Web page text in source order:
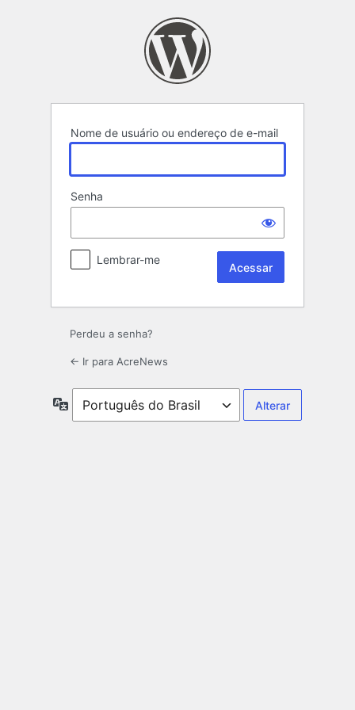
Nome de usuário ou endereço de e-mail
Senha
Lembrar-me
Perdeu a senha?
← Ir para AcreNews
Idioma